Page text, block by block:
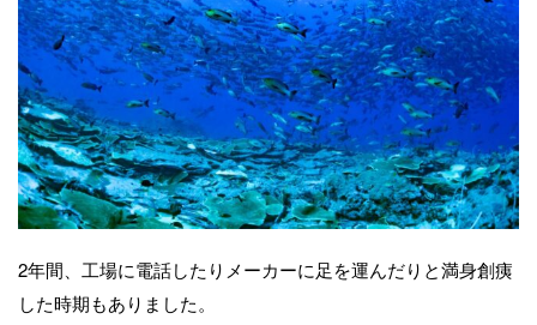
2年間、工場に電話したりメーカーに足を運んだりと満身創痍
した時期もありました。